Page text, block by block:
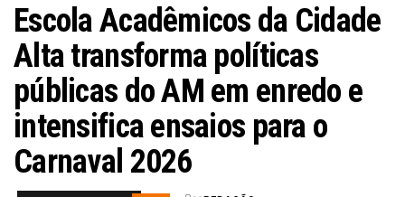
Escola Acadêmicos da Cidade
Alta transforma políticas
públicas do AM em enredo e
intensifica ensaios para o
Carnaval 2026